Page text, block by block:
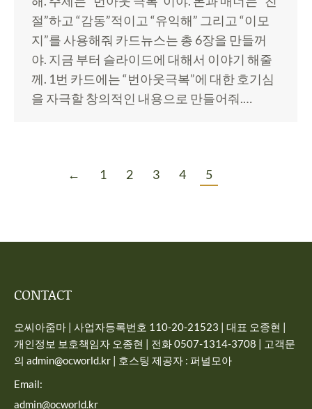
절”하고 “감동”적이고 “유익해” 그리고 “이모
지”를 사용해줘 카드뉴스는 총 6장을 만들꺼
야. 지금 부터 슬라이드에 대해서 이야기 해줄
께. 1번 카드에는 “번아웃극복”에 대한 호기심
을 자극할 창의적인 내용으로 만들어줘.…
← 1 2 3 4 5
CONTACT
오씨아줌마 | 사업자등록번호 110-20-21523 | 대표 오종현 |
개인정보 보호책임자 오종현 | 전화 0507-1314-3708 | 고객문
의 admin@ocworld.kr | 호스팅 제공자 : 퍼널모아
Email:
admin@ocworld.kr